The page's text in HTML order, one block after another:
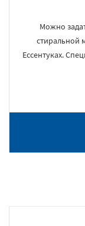
Можно
стиральной
Ессентуках.